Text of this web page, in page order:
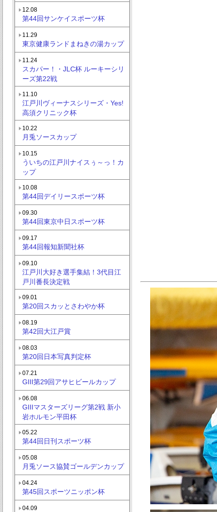
12.08
第44回サンケイスポーツ杯
11.29
東京健康ランドまねきの湯カップ
11.24
スカパー！・JLC杯 ルーキーシリ
ーズ第22戦
11.10
江戸川ヴィーナスシリーズ・Yes!
高須クリニック杯
10.22
月兎ソースカップ
10.15
ういちの江戸川ナイスぅ～っ！カ
ップ
10.08
第44回デイリースポーツ杯
09.30
第44回東京中日スポーツ杯
09.17
第44回報知新聞社杯
09.10
江戸川大好き選手集結！3代目江
戸川番長決定戦
09.01
第20回スカッとさわやか杯
08.19
第42回大江戸賞
08.03
第20回日本写真判定杯
07.21
GIII第29回アサヒビールカップ
06.08
GIIIマスターズリーグ第2戦 新小
岩ホルモン平田杯
05.22
第44回日刊スポーツ杯
05.08
月兎ソース協賛ゴールデンカップ
04.24
第45回スポーツニッポン杯
04.09